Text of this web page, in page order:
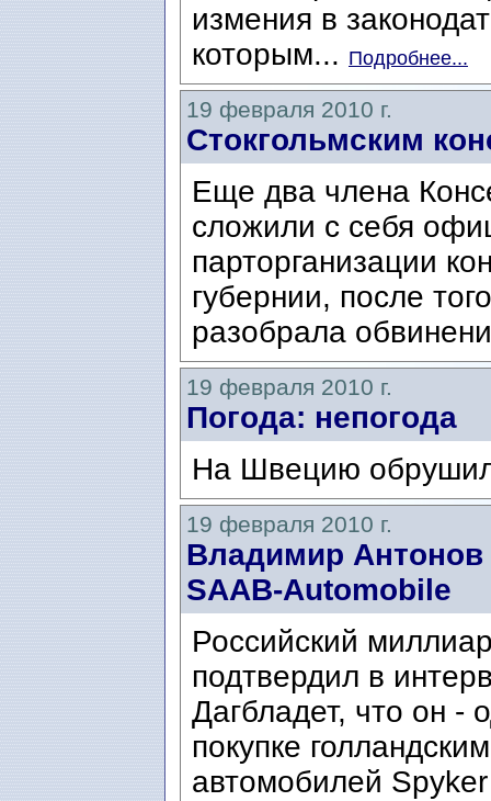
измения в
которым... Подробнее...
19 февраля 2010 г.
Стокгольмским
Еще два члена
сложили с себя
парторганизации
губернии, после
разобрала
19 февраля 2010 г.
Погода: непогода
На Швецию
19 февраля 2010 г.
Владимир Антонов
SAAB-Automobile
Российский
подтвердил в
Дагбладет, что он -
покупке
автомобилей